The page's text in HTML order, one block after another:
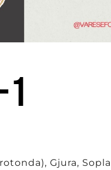
Gjura,